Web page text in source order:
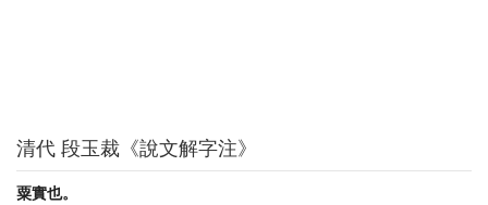
清代 段玉裁《說文解字注》
粟實也。